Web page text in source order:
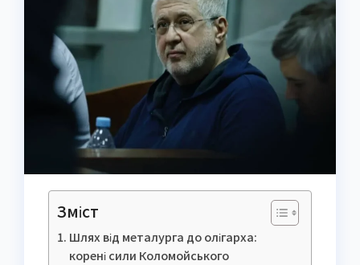
Зміст
Шлях від металурга до олігарха:
корені сили Коломойського